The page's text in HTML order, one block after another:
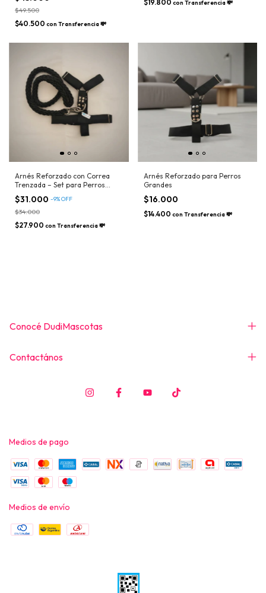
$49.500
$40.500 con Transferencia 💸
$19.800 con Transferencia 💸
Arnés Reforzado con Correa
Trenzada – Set para Perros
Fuerte
$31.000 -9%OFF
$34.000
$27.900 con Transferencia 💸
Arnés Reforzado para Perros
Grandes
$16.000
$14.400 con Transferencia 💸
Conocé DudiMascotas
Contactános
Medios de pago
Medios de envío